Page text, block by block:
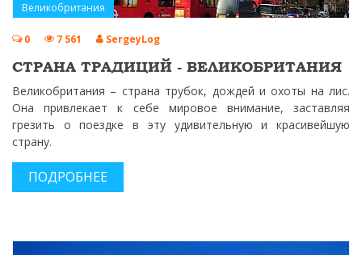
Великобритания
0 7 561 SergeyLog
СТРАНА ТРАДИЦИЙ - ВЕЛИКОБРИТАНИЯ
Великобритания – страна трубок, дождей и охоты на лис.
Она привлекает к себе мировое внимание, заставляя
грезить о поездке в эту удивительную и красивейшую
страну.
ПОДРОБНЕЕ